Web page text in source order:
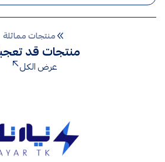
منتجات مماثلة
منتجات قد
عرض الكل